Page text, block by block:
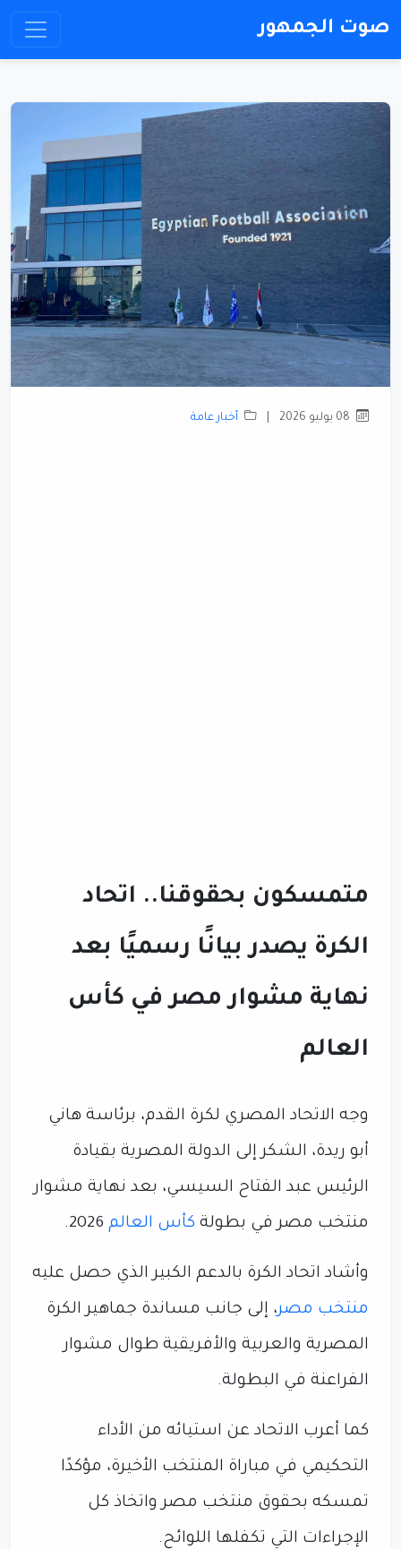
صوت الجمهور
أخبار عامة
متمسكون بحقوقنا.. اتحاد
الكرة يصدر بيانًا رسميًا بعد
نهاية مشوار مصر في كأس
العالم
وجه الاتحاد المصري لكرة القدم، برئاسة هاني
أبو ريدة، الشكر إلى الدولة المصرية بقيادة
الرئيس عبد الفتاح السيسي، بعد نهاية مشوار
منتخب مصر في بطولة كأس العالم
وأشاد اتحاد الكرة بالدعم الكبير الذي حصل عليه
منتخب مصر، إلى جانب مساندة جماهير الكرة
المصرية والعربية والأفريقية طوال مشوار
الفراعنة في البطولة.
كما أعرب الاتحاد عن استيائه من الأداء
التحكيمي في مباراة المنتخب الأخيرة، مؤكدًا
تمسكه بحقوق منتخب مصر واتخاذ كل
الإجراءات التي تكفلها اللوائح.